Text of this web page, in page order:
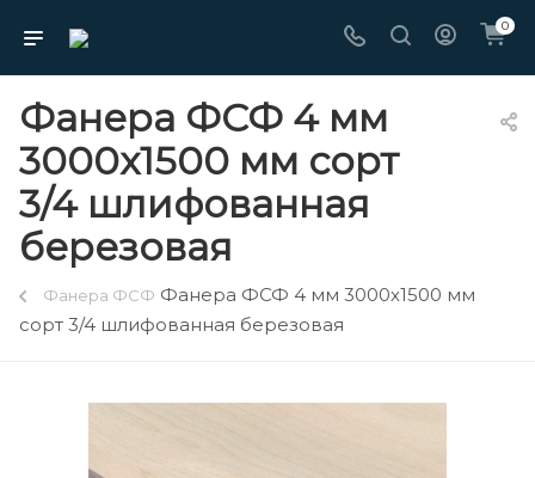
0
Фанера ФСФ 4 мм
3000х1500 мм сорт
3/4 шлифованная
березовая
Фанера ФСФ Фанера ФСФ 4 мм 3000х1500 мм
сорт 3/4 шлифованная березовая